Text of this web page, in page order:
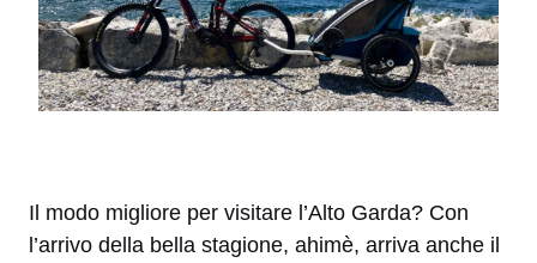
Il modo migliore per visitare l’Alto Garda? Con
l’arrivo della bella stagione, ahimè, arriva anche il